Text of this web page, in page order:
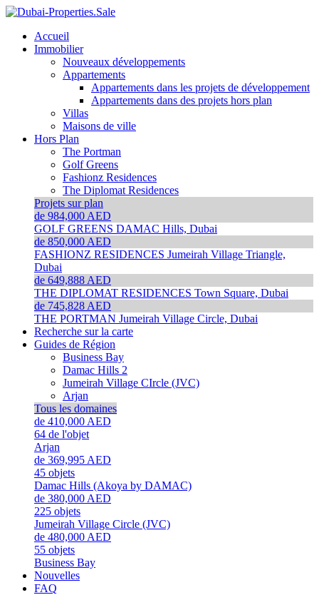
Accueil
Immobilier
Nouveaux développements
Appartements
Appartements dans les projets de développement
Appartements dans des projets hors plan
Villas
Maisons de ville
Hors Plan
The Portman
Golf Greens
Fashionz Residences
The Diplomat Residences
Projets sur plan
de 984,000 AED
GOLF GREENS DAMAC Hills, Dubai
de 850,000 AED
FASHIONZ RESIDENCES Jumeirah Village Triangle,
Dubai
de 649,888 AED
THE DIPLOMAT RESIDENCES Town Square, Dubai
de 745,828 AED
THE PORTMAN Jumeirah Village Circle, Dubai
Recherche sur la carte
Guides de Région
Business Bay
Damac Hills 2
Jumeirah Village CIrcle (JVC)
Arjan
Tous les domaines
de 410,000 AED
64 de l'objet
Arjan
de 369,995 AED
45 objets
Damac Hills (Akoya by DAMAC)
de 380,000 AED
225 objets
Jumeirah Village Circle (JVC)
de 480,000 AED
55 objets
Business Bay
Nouvelles
FAQ